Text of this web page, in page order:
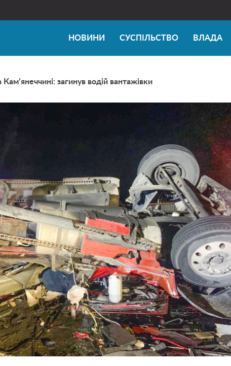
НОВИНИ СУСПІЛЬСТВО ВЛАДА
загинув водій вантажівки